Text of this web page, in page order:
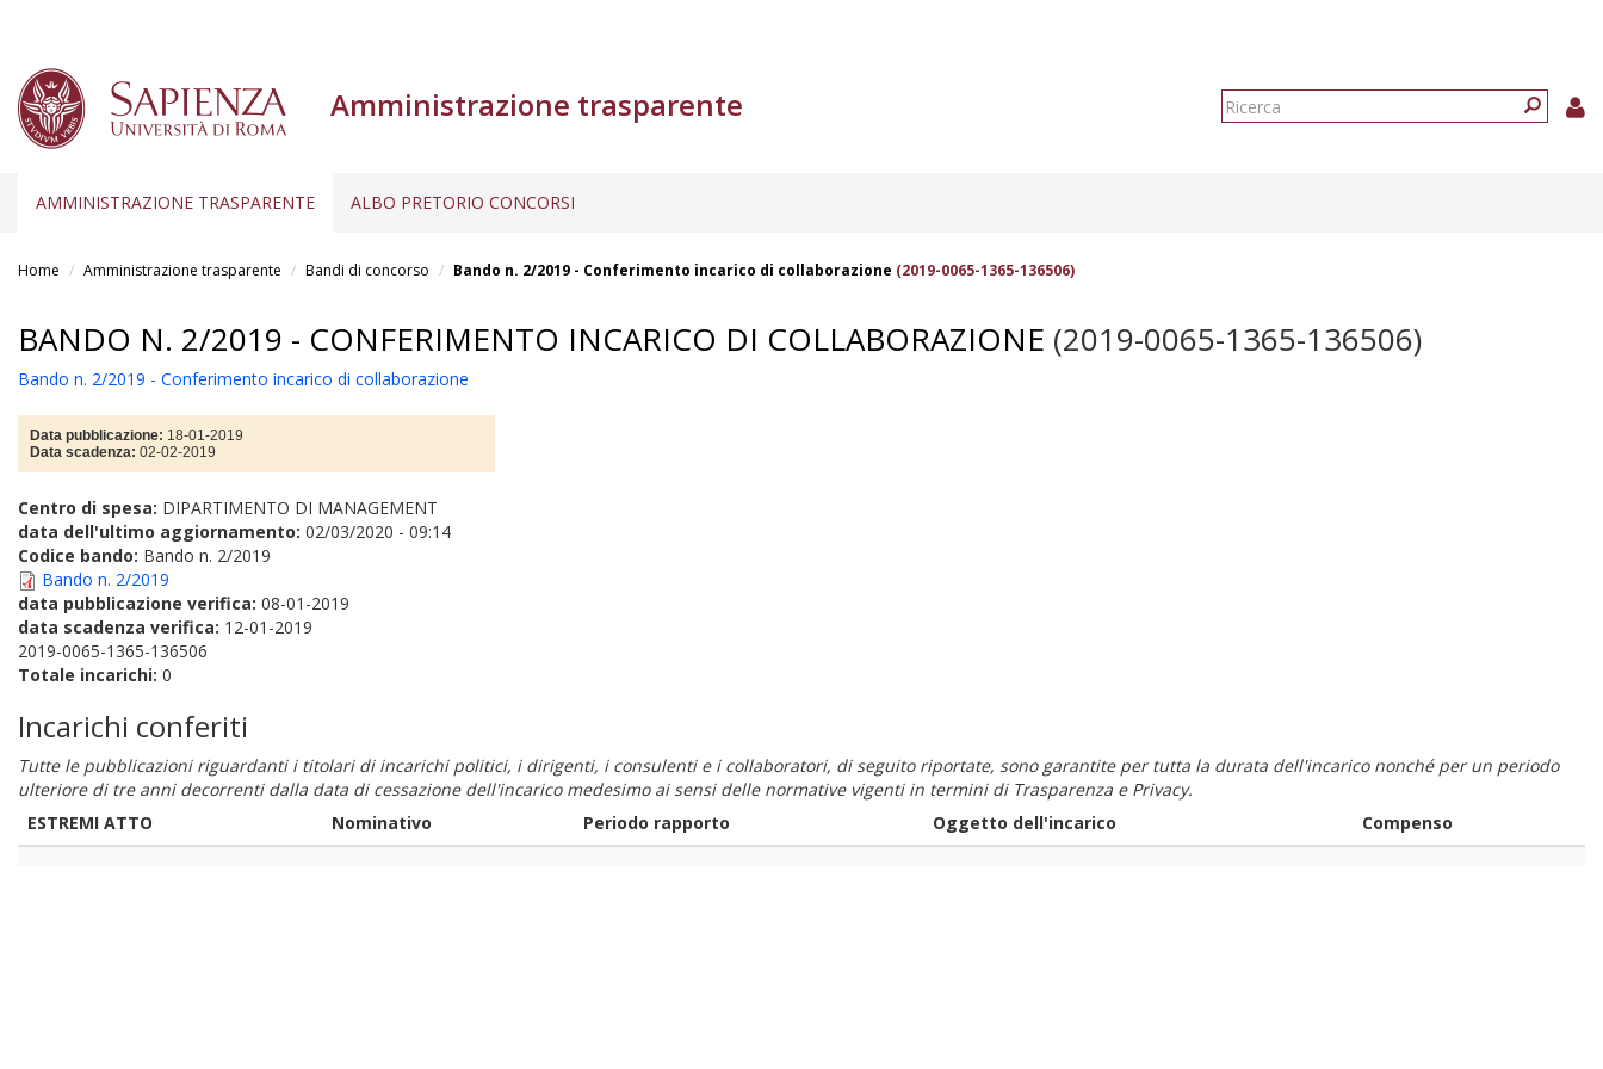
Amministrazione trasparente
Form
AMMINISTRAZIONE TRASPARENTE ALBO PRETORIO CONCORSI
Home Amministrazione trasparente Bandi di concorso Bando n. 2/2019 - Conferimento incarico di collaborazione (2019-0065-1365-136506)
BANDO N. 2/2019 - CONFERIMENTO INCARICO DI COLLABORAZIONE (2019-0065-1365-136506)
Bando n. 2/2019 - Conferimento incarico di collaborazione
Data pubblicazione: 18-01-2019
Data scadenza: 02-02-2019
Centro di spesa: DIPARTIMENTO DI MANAGEMENT
data dell'ultimo aggiornamento: 02/03/2020 - 09:14
Codice bando: Bando n. 2/2019
Bando n. 2/2019
data pubblicazione verifica: 08-01-2019
data scadenza verifica: 12-01-2019
2019-0065-1365-136506
Totale incarichi: 0
Incarichi conferiti
Tutte le pubblicazioni riguardanti i titolari di incarichi politici, i dirigenti, i consulenti e i collaboratori, di seguito riportate, sono garantite per tutta la durata dell'incarico nonché per un periodo
ulteriore di tre anni decorrenti dalla data di cessazione dell'incarico medesimo ai sensi delle normative vigenti in termini di Trasparenza e Privacy.
ESTREMI ATTO
Nominativo Periodo rapporto Oggetto dell'incarico Compenso